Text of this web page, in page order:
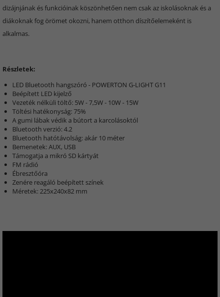
dizájnjának és funkcióinak köszönhetően nem csak az iskolásoknak és a
diákoknak fog örömet okozni, hanem otthon díszítőelemeként is
alkalmas.
Részletek:
LED Bluetooth hangszóró - POWERTON G-LIGHT G11
Beépített LED kijelző
Vezeték nélküli töltő: 5W - 7,5W - 10W - 15W
Töltési hatékonyság: 75%
A gumi lábak védik a bútort a karcolásoktól
Bluetooth verzió: 4.2
Bluetooth hatótávolság: akár 10 méter
Bemenetek: AUX, USB
Támogatja a mikró SD kártyát
FM rádió
Ébresztőóra
Zenére reagáló beépített színek
Méretek: 225x240x82 mm